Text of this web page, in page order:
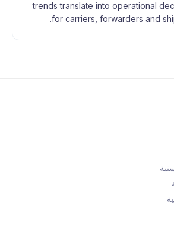
trends translate into operational
for carriers, forwarders and